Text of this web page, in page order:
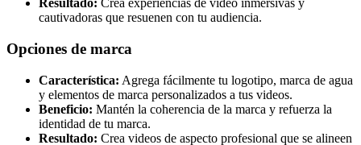
Resultado: Crea experiencias de video inmersivas y
cautivadoras que resuenen con tu audiencia.
Opciones de marca
Característica: Agrega fácilmente tu logotipo, marca de agua
y elementos de marca personalizados a tus videos.
Beneficio: Mantén la coherencia de la marca y refuerza la
identidad de tu marca.
Resultado: Crea videos de aspecto profesional que se alineen